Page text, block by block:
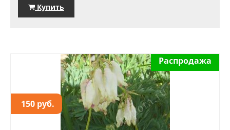
Купить
150 руб.
Распродажа